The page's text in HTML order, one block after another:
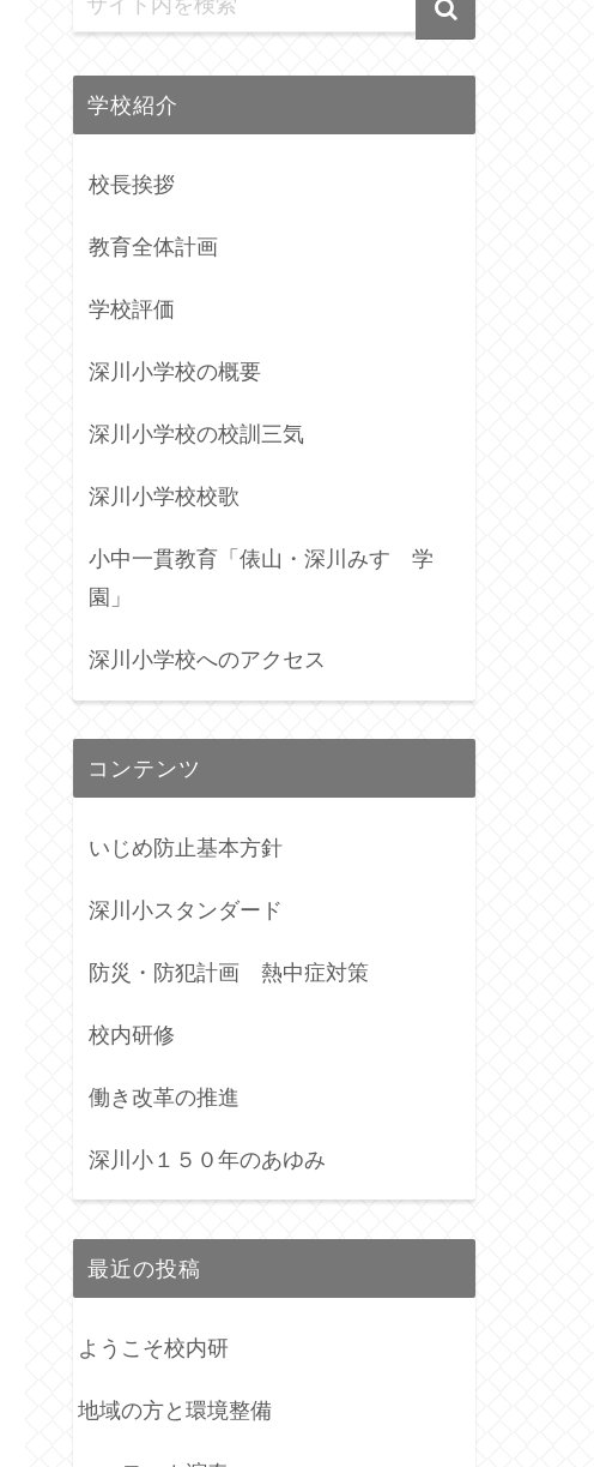
学校紹介
校長挨拶
教育全体計画
学校評価
深川小学校の概要
深川小学校の校訓三気
深川小学校校歌
小中一貫教育「俵山・深川みすゞ学
園」
深川小学校へのアクセス
コンテンツ
いじめ防止基本方針
深川小スタンダード
防災・防犯計画 熱中症対策
校内研修
働き改革の推進
深川小１５０年のあゆみ
最近の投稿
ようこそ校内研
地域の方と環境整備